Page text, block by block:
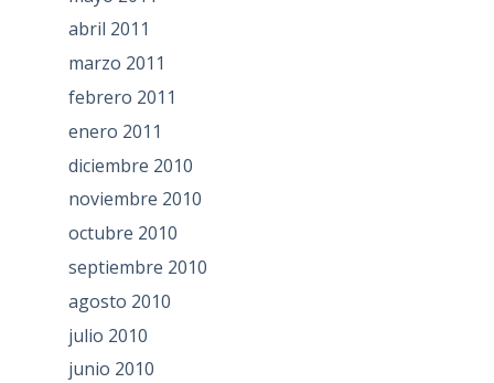
abril 2011
marzo 2011
febrero 2011
enero 2011
diciembre 2010
noviembre 2010
octubre 2010
septiembre 2010
agosto 2010
julio 2010
junio 2010